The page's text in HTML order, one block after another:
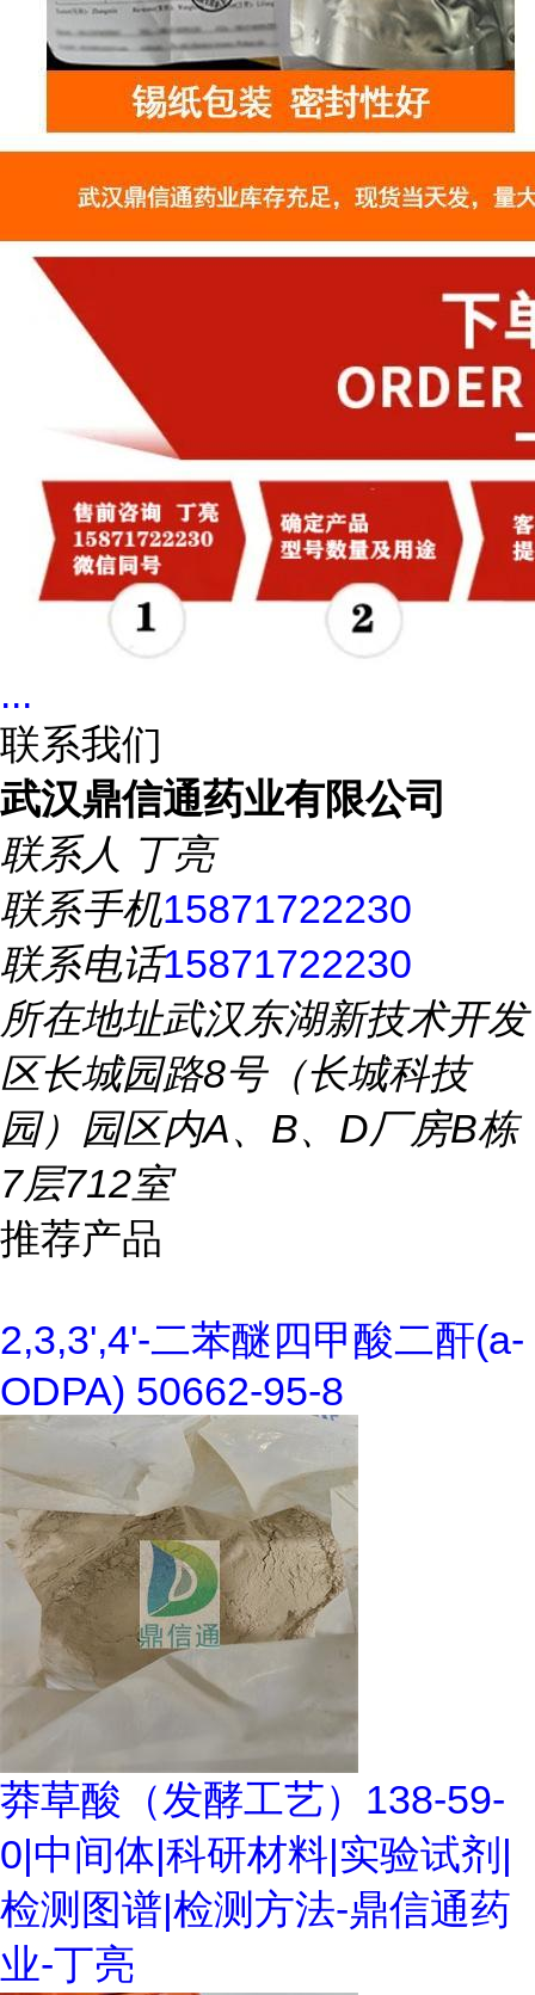
...
联系我们
武汉鼎信通药业有限公司
联系人 丁亮
联系手机15871722230
联系电话15871722230
所在地址武汉东湖新技术开发
区长城园路8号（长城科技
园）园区内A、B、D厂房B栋
7层712室
推荐产品
2,3,3',4'-二苯醚四甲酸二酐(a-
ODPA) 50662-95-8
莽草酸（发酵工艺）138-59-
0|中间体|科研材料|实验试剂|
检测图谱|检测方法-鼎信通药
业-丁亮